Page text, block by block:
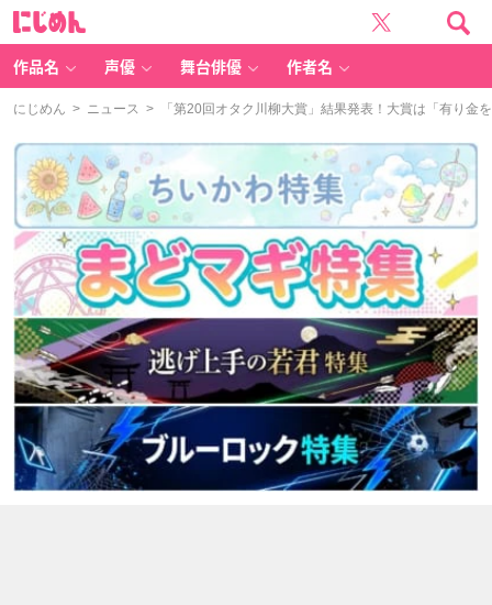
作品名 声優 舞台俳優 作者名
にじめん > ニュース > 「第20回オタク川柳大賞」結果発表！大賞は「有り